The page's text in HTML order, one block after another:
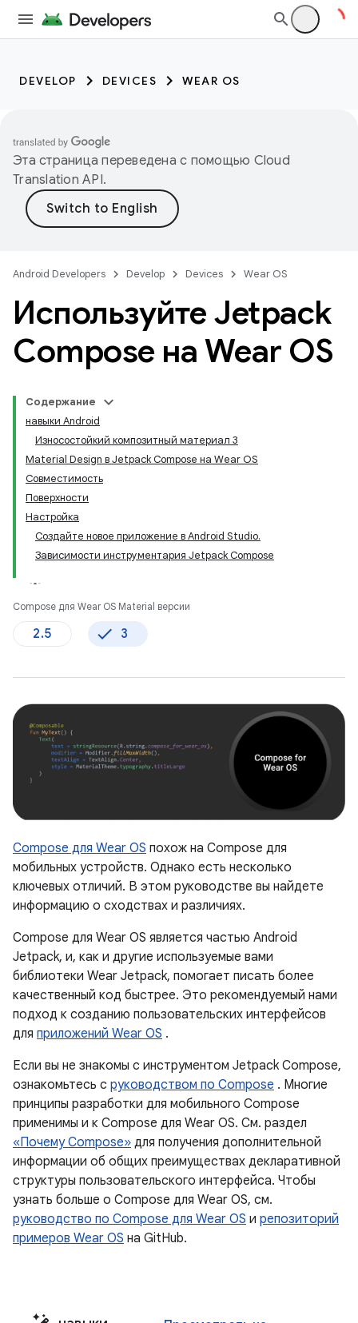
DEVELOP DEVICES WEAR OS
Эта страница переведена с помощью Cloud
Translation API.
Android Developers Develop Devices Wear OS
Используйте Jetpack
Compose на Wear OS
Содержание
навыки Android
Износостойкий композитный материал 3
Material Design в Jetpack Compose на Wear OS
Совместимость
Поверхности
Настройка
Создайте новое приложение в Android Studio.
Зависимости инструментария Jetpack Compose
Compose для Wear OS Material версии
2.5 3
Compose для Wear OS похож на Compose для
мобильных устройств. Однако есть несколько
ключевых отличий. В этом руководстве вы найдете
информацию о сходствах и различиях.
Compose для Wear OS является частью Android
Jetpack, и, как и другие используемые вами
библиотеки Wear Jetpack, помогает писать более
качественный код быстрее. Это рекомендуемый нами
подход к созданию пользовательских интерфейсов
для приложений Wear OS .
Если вы не знакомы с инструментом Jetpack Compose,
ознакомьтесь с руководством по Compose . Многие
принципы разработки для мобильного Compose
применимы и к Compose для Wear OS. См. раздел
«Почему Compose» для получения дополнительной
информации об общих преимуществах декларативной
структуры пользовательского интерфейса. Чтобы
узнать больше о Compose для Wear OS, см.
руководство по Compose для Wear OS и репозиторий
примеров Wear OS на GitHub.